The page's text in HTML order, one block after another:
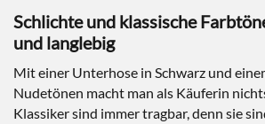
Schlichte und klassische
und langlebig
Mit einer Unterhose in Schwarz und
Nudetönen macht man als Käuferin
Klassiker sind immer tragbar, denn sie